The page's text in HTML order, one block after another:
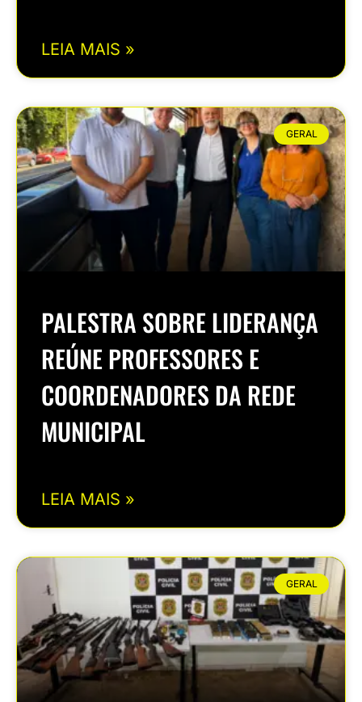
LEIA MAIS »
GERAL
PALESTRA SOBRE LIDERANÇA
REÚNE PROFESSORES E
COORDENADORES DA REDE
MUNICIPAL
LEIA MAIS »
GERAL